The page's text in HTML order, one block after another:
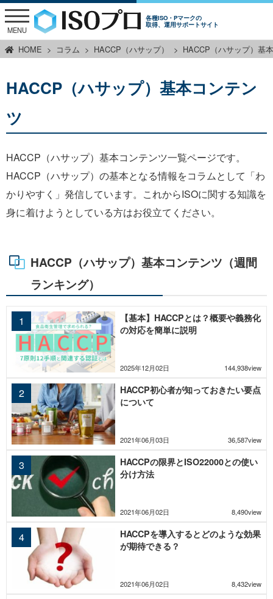
各種ISO・Pマークの
取得、運用サポートサイト
MENU
HOME コラム HACCP（ハサップ） HACCP（ハサップ）基
HACCP（ハサップ）基本コンテン
ツ
HACCP（ハサップ）基本コンテンツ一覧ページです。
HACCP（ハサップ）の基本となる情報をコラムとして「わ
かりやすく」発信しています。これからISOに関する知識を
身に着けようとしている方はお役立てください。
HACCP（ハサップ）基本コンテンツ（週間
ランキング）
2025年12月02日 144,938view
【基本】HACCPとは？概要や義務化
の対応を簡単に説明
2021年06月03日 36,587view
HACCP初心者が知っておきたい要点
について
2021年06月02日 8,490view
HACCPの限界とISO22000との使い
分け方法
2021年06月02日 8,432view
HACCPを導入するとどのような効果
が期待できる？